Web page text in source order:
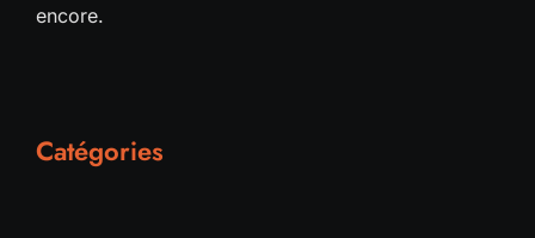
encore.
Catégories